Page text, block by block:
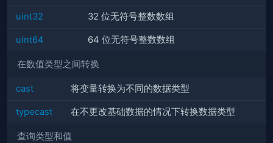
uint32 32 位无符号整数数组
uint64 64 位无符号整数数组
在数值类型之间转换
cast 将变量转换为不同的数据类型
typecast 在不更改基础数据的情况下转换数据类型
查询类型和值